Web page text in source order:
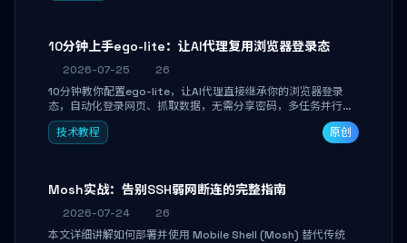
10分钟上手ego-lite：让AI代理复用浏览器登录态
2026-07-25
26
10分钟教你配置ego-lite，让AI代理直接继承你的浏览器登录
态，自动化登录网页、抓取数据，无需分享密码，多任务并行不
干扰日常使用。
技术教程
原创
Mosh实战：告别SSH弱网断连的完整指南
2026-07-24
26
本文详细讲解如何部署并使用 Mobile Shell (Mosh) 替代传统